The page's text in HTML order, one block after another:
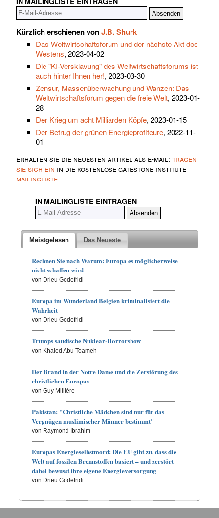
Kürzlich erschienen vonJ.B. Shurk
Das Weltwirtschaftsforum und der nächste Akt des
Westens, 2023-04-02
Die "KI-Versklavung" des Weltwirtschaftsforums ist
auch hinter Ihnen her!, 2023-03-30
Zensur, Massenüberwachung und Wanzen: Das
Weltwirtschaftsforum gegen die freie Welt, 2023-01-
28
Der Krieg um acht Milliarden Köpfe, 2023-01-15
Der Betrug der grünen Energieprofiteure, 2022-11-
01
erhalten sie die neuesten artikel als e-mail: tragen
sie sich ein in die kostenlose gatestone institute
mailingliste
IN MAILINGLISTE EINTRAGEN
Meistgelesen Das Neueste
Rechnen Sie nach Warum: Europa es möglicherweise
nicht schaffen wird
von Drieu Godefridi
Europa im Wunderland Belgien kriminalisiert die
Wahrheit
von Drieu Godefridi
Trumps saudische Nuklear-Horrorshow
von Khaled Abu Toameh
Der Brand in der Notre Dame und die Zerstörung des
christlichen Europas
von Guy Millière
Pakistan: "Christliche Mädchen sind nur für das
Vergnügen muslimischer Männer bestimmt"
von Raymond Ibrahim
Europas Energieselbstmord: Die EU gibt zu, dass die
Welt auf fossilen Brennstoffen basiert – und zerstört
dabei bewusst ihre eigene Energieversorgung
von Drieu Godefridi